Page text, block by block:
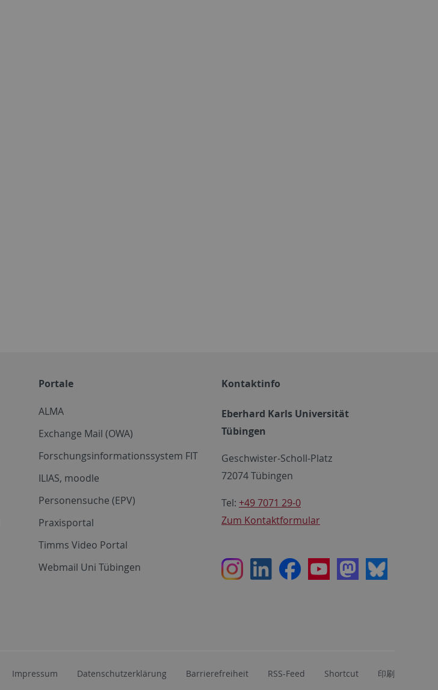
Portale
ALMA
Exchange Mail (OWA)
Forschungsinformationssystem FIT
ILIAS, moodle
Personensuche (EPV)
Praxisportal
Timms Video Portal
Webmail Uni Tübingen
Kontaktinfo
Eberhard Karls Universität
Tübingen
Geschwister-Scholl-Platz
72074 Tübingen
Tel: +49 7071 29-0
Zum Kontaktformular
InstagramLinkedInFacebookYoutubeMastodon
Bluesky
Impressum Datenschutzerklärung Barrierefreiheit RSS-Feed Shortcut 印刷